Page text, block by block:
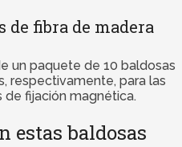
de fibra de madera
un paquete de 10 baldosas
respectivamente, para las
de fijación magnética.
estas baldosas